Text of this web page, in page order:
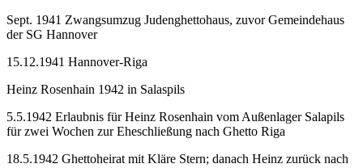
Sept. 1941 Zwangsumzug Judenghettohaus, zuvor Gemeindehaus
der SG Hannover
15.12.1941 Hannover-Riga
Heinz Rosenhain 1942 in Salaspils
5.5.1942 Erlaubnis für Heinz Rosenhain vom Außenlager Salapils
für zwei Wochen zur Eheschließung nach Ghetto Riga
18.5.1942 Ghettoheirat mit Kläre Stern; danach Heinz zurück nach